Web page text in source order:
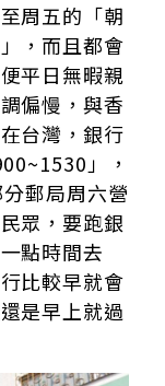
周五的「朝
，而且都會
平日無暇親
偏慢，與香
台灣，銀行
」，
郵局周六營
眾，要跑銀
點時間去
比較早就會
是早上就過